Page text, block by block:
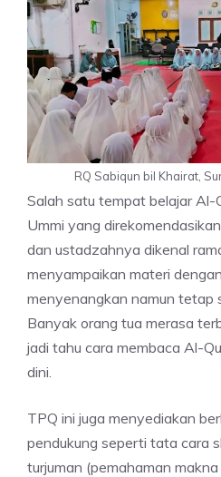
RQ Sabiqun bil Khairat,
Salah satu tempat belajar Al-
Ummi yang
dan ustadzahnya dikenal
menyampaikan materi
menyenangkan namun tetap
Banyak orang tua merasa
jadi tahu cara membaca Al-
dini.
TPQ ini juga menyediakan
pendukung seperti tata cara
turjuman (pemahaman